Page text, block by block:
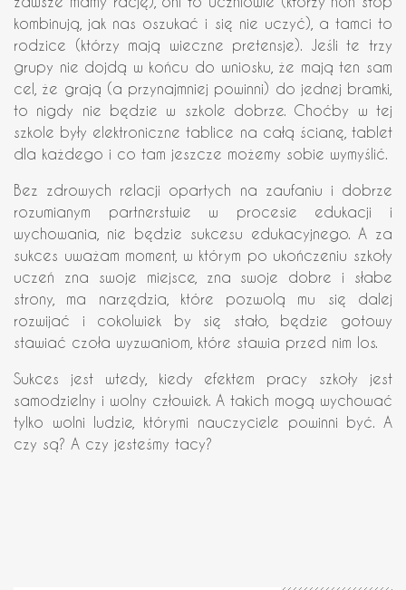
kombinują, jak nas oszukać i się nie uczyć), a tamci to
rodzice (którzy mają wieczne pretensje). Jeśli te trzy
grupy nie dojdą w końcu do wniosku, że mają ten sam
cel, że grają (a przynajmniej powinni) do jednej bramki,
to nigdy nie będzie w szkole dobrze. Choćby w tej
szkole były elektroniczne tablice na całą ścianę, tablet
dla każdego i co tam jeszcze możemy sobie wymyślić.
Bez zdrowych relacji opartych na zaufaniu i dobrze
rozumianym partnerstwie w procesie edukacji i
wychowania, nie będzie sukcesu edukacyjnego. A za
sukces uważam moment, w którym po ukończeniu szkoły
uczeń zna swoje miejsce, zna swoje dobre i słabe
strony, ma narzędzia, które pozwolą mu się dalej
rozwijać i cokolwiek by się stało, będzie gotowy
stawiać czoła wyzwaniom, które stawia przed nim los.
Sukces jest wtedy, kiedy efektem pracy szkoły jest
samodzielny i wolny człowiek. A takich mogą wychować
tylko wolni ludzie, którymi nauczyciele powinni być. A
czy są? A czy jesteśmy tacy?